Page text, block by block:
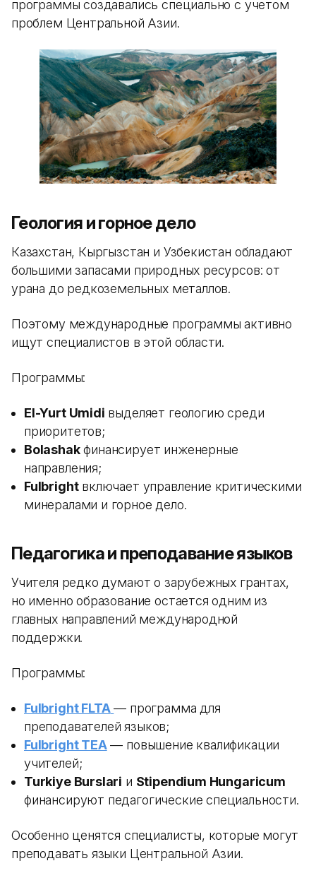
программы создавались специально с учетом
проблем Центральной Азии.
Геология и горное дело
Казахстан, Кыргызстан и Узбекистан обладают
большими запасами природных ресурсов: от
урана до редкоземельных металлов.
Поэтому международные программы активно
ищут специалистов в этой области.
Программы:
El-Yurt Umidi выделяет геологию среди
приоритетов;
Bolashakфинансирует инженерные
направления;
Fulbrightвключает управление критическими
минералами и горное дело.
Педагогика и преподавание языков
Учителя редко думают о зарубежных грантах,
но именно образование остается одним из
главных направлений международной
поддержки.
Программы:
Fulbright FLTA — программа для
преподавателей языков;
Fulbright TEA— повышение квалификации
учителей;
Turkiye Burslari и Stipendium Hungaricum
финансируют педагогические специальности.
Особенно ценятся специалисты, которые могут
преподавать языки Центральной Азии.